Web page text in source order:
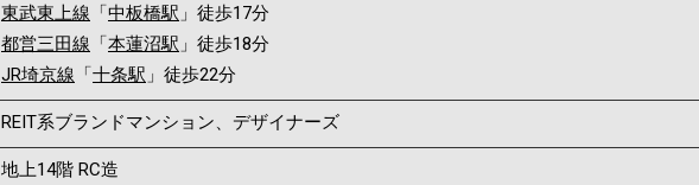
東武東上線 「中板橋駅 」徒歩17分
都営三田線 「本蓮沼駅 」徒歩18分
JR埼京線 「十条駅 」徒歩22分
REIT系ブランドマンション、デザイナーズ
地上14階 RC造